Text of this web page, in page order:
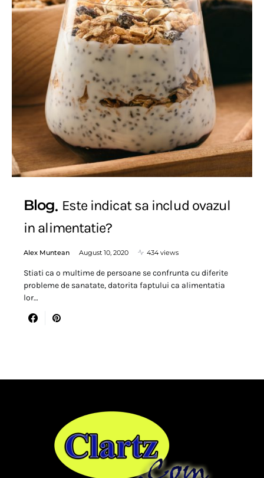
Blog Este indicat sa includ ovazul
in alimentatie?
Alex Muntean August 10, 2020 434 views
Stiati ca o multime de persoane se confrunta cu diferite
probleme de sanatate, datorita faptului ca alimentatia
lor…